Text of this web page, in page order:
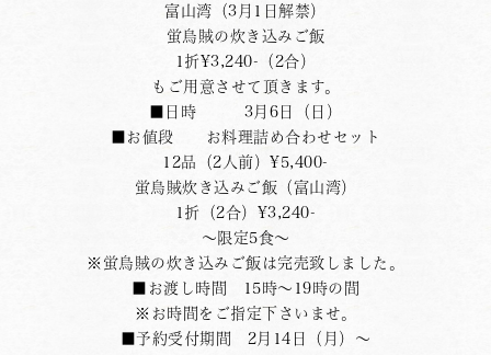
富山湾（3月1日解禁）
蛍烏賊の炊き込みご飯
1折¥3,240-（2合）
もご用意させて頂きます。
■日時 3月6日（日）
■お値段 お料理詰め合わせセット
12品（2人前）¥5,400-
蛍烏賊炊き込みご飯（富山湾）
1折（2合）¥3,240-
〜限定5食〜
※蛍烏賊の炊き込みご飯は完売致しました。
■お渡し時間 15時〜19時の間
※お時間をご指定下さいませ。
■予約受付期間 2月14日（月）〜